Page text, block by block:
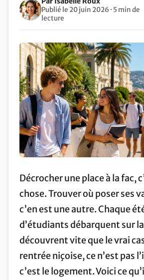
Publié le 20 juin 2026 · 5 min de
lecture
Décrocher une place à la fac,
chose. Trouver où poser ses
c’en est une autre. Chaque
d’étudiants débarquent sur
découvrent vite que le vrai
rentrée niçoise, ce n’est pas
c’est le logement. Voici ce